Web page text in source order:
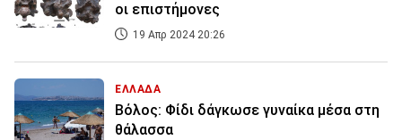
οι επιστήμονες
19 Απρ 2024 20:26
ΕΛΛΑΔΑ
Βόλος: Φίδι δάγκωσε γυναίκα μέσα στη
θάλασσα